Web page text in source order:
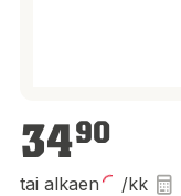
3490
tai alkaen /kk